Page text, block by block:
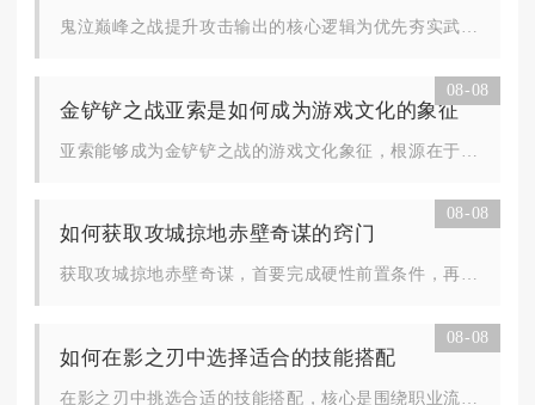
鬼泣巅峰之战提升攻击输出的核心逻辑为优先夯实武器与技能基础养...
08-08
金铲铲之战亚索是如何成为游戏文化的象征
08-08
如何获取攻城掠地赤壁奇谋的窍门
获取攻城掠地赤壁奇谋，首要完成硬性前置条件，再规划资源储备并...
08-08
如何在影之刃中选择适合的技能搭配